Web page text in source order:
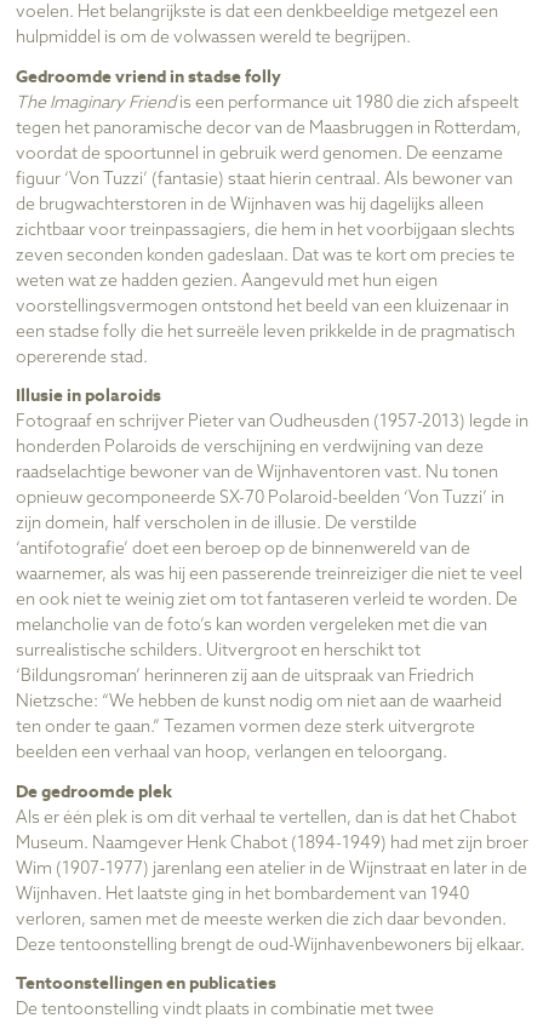
voelen. Het belangrijkste is dat een denkbeeldige metgezel een
hulpmiddel is om de volwassen wereld te begrijpen.
Gedroomde vriend in stadse folly
The Imaginary Friendis een performance uit 1980 die zich afspeelt
tegen het panoramische decor van de Maasbruggen in Rotterdam,
voordat de spoortunnel in gebruik werd genomen. De eenzame
figuur ‘Von Tuzzi’ (fantasie) staat hierin centraal. Als bewoner van
de brugwachterstoren in de Wijnhaven was hij dagelijks alleen
zichtbaar voor treinpassagiers, die hem in het voorbijgaan slechts
zeven seconden konden gadeslaan. Dat was te kort om precies te
weten wat ze hadden gezien. Aangevuld met hun eigen
voorstellingsvermogen ontstond het beeld van een kluizenaar in
een stadse folly die het surreële leven prikkelde in de pragmatisch
opererende stad.
Illusie in polaroids
Fotograaf en schrijver Pieter van Oudheusden (1957-2013) legde in
honderden Polaroids de verschijning en verdwijning van deze
raadselachtige bewoner van de Wijnhaventoren vast. Nu tonen
opnieuw gecomponeerde SX-70 Polaroid-beelden ‘Von Tuzzi’ in
zijn domein, half verscholen in de illusie. De verstilde
‘antifotografie’ doet een beroep op de binnenwereld van de
waarnemer, als was hij een passerende treinreiziger die niet te veel
en ook niet te weinig ziet om tot fantaseren verleid te worden. De
melancholie van de foto’s kan worden vergeleken met die van
surrealistische schilders. Uitvergroot en herschikt tot
‘Bildungsroman’ herinneren zij aan de uitspraak van Friedrich
Nietzsche: “We hebben de kunst nodig om niet aan de waarheid
ten onder te gaan.” Tezamen vormen deze sterk uitvergrote
beelden een verhaal van hoop, verlangen en teloorgang.
De gedroomde plek
Als er één plek is om dit verhaal te vertellen, dan is dat het Chabot
Museum. Naamgever Henk Chabot (1894-1949) had met zijn broer
Wim (1907-1977) jarenlang een atelier in de Wijnstraat en later in de
Wijnhaven. Het laatste ging in het bombardement van 1940
verloren, samen met de meeste werken die zich daar bevonden.
Deze tentoonstelling brengt de oud-Wijnhavenbewoners bij elkaar.
Tentoonstellingen en publicaties
De tentoonstelling vindt plaats in combinatie met twee